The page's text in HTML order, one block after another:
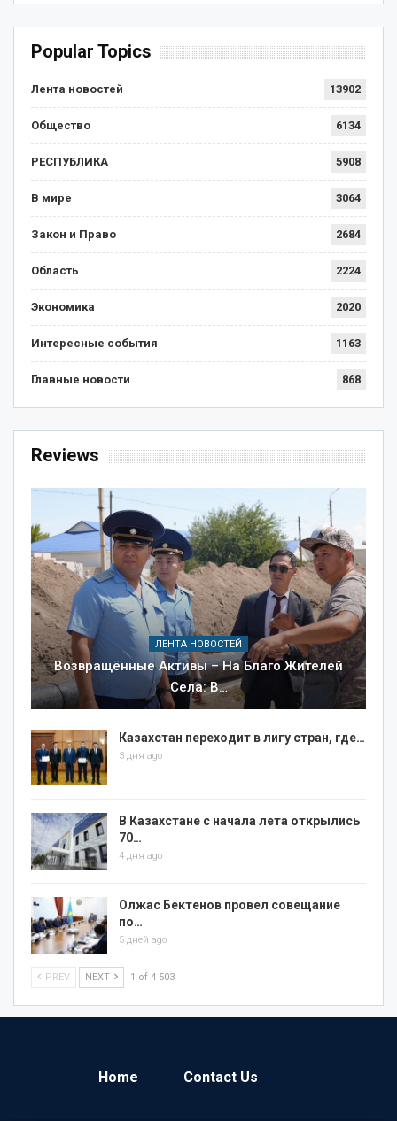
Popular Topics
Лента новостей 13902
Общество 6134
РЕСПУБЛИКА 5908
В мире 3064
Закон и Право 2684
Область 2224
Экономика 2020
Интересные события 1163
Главные новости 868
Reviews
ЛЕНТА НОВОСТЕЙ
Возвращённые Активы – На Благо Жителей
Села: В…
Казахстан переходит в лигу стран, где…
3 дня ago
В Казахстане с начала лета открылись
70…
4 дня ago
Олжас Бектенов провел совещание
по…
5 дней ago
PREV NEXT 1 of 4 503
Home Contact Us